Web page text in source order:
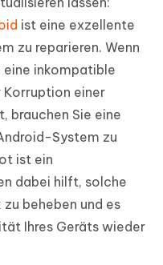
ist eine exzellente
zu reparieren. Wenn
eine inkompatible
Korruption einer
brauchen Sie eine
System zu
ist ein
dabei hilft, solche
beheben und es
Ihres Geräts wieder